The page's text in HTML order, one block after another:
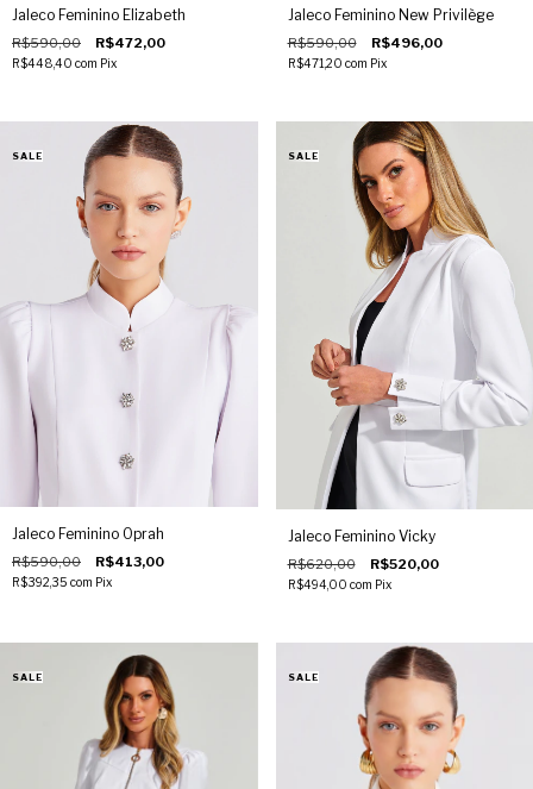
Jaleco Feminino Elizabeth
R$590,00 R$472,00
R$448,40 com Pix
Jaleco Feminino New Privilège
R$590,00 R$496,00
R$471,20 com Pix
Jaleco Feminino Oprah
R$590,00 R$413,00
R$392,35 com Pix
Jaleco Feminino Vicky
R$620,00 R$520,00
R$494,00 com Pix